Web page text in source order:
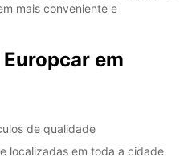
mais conveniente e
em
de qualidade
localizadas em toda a cidade